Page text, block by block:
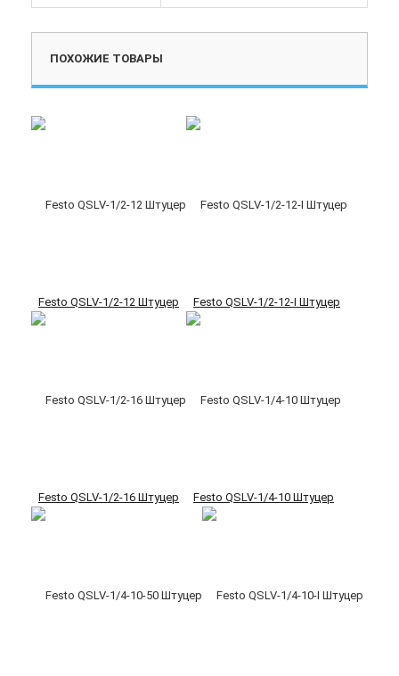
ПОХОЖИЕ ТОВАРЫ
Festo QSLV-1/2-12 Штуцер Festo QSLV-1/2-12-I Штуцер
Festo QSLV-1/2-16 Штуцер Festo QSLV-1/4-10 Штуцер